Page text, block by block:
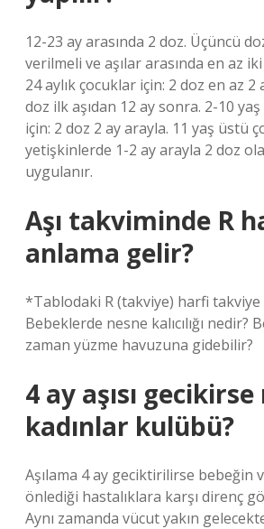
12-23 ay arasında 2 doz. Üçüncü
verilmeli ve aşılar arasında en az iki
24 aylık çocuklar için: 2 doz en az 2
doz ilk aşıdan 12 ay sonra. 2-10
için: 2 doz 2 ay arayla. 11 yaş üstü
yetişkinlerde 1-2 ay arayla 2 doz
uygulanır.
Aşı takviminde R
anlama gelir?
*Tablodaki R (takviye) harfi takviye
Bebeklerde nesne kalıcılığı nedir?
zaman yüzme havuzuna gidebilir?
4 ay aşısı
kadınlar kulübü?
Aşılama 4 ay geciktirilirse bebeğin
önlediği hastalıklara karşı direnç
Aynı zamanda vücut yakın